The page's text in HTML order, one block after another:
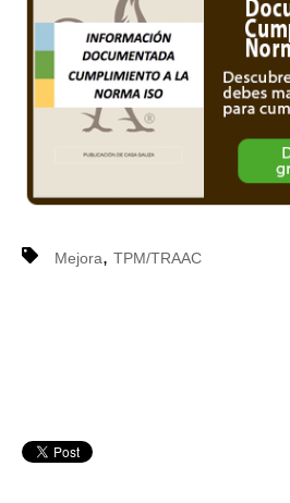
Mejora, TPM/TRAAC